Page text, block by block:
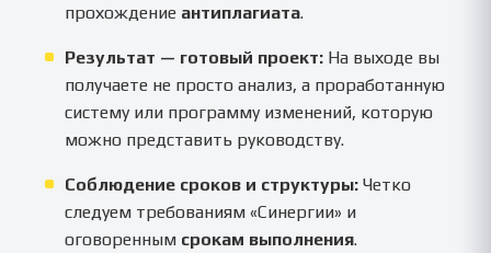
прохождение антиплагиата.
Результат — готовый проект: На выходе вы
получаете не просто анализ, а проработанную
систему или программу изменений, которую
можно представить руководству.
Соблюдение сроков и структуры: Четко
следуем требованиям «Синергии» и
оговоренным срокам выполнения.